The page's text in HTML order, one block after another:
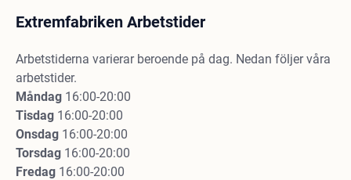
Extremfabriken Arbetstider
Arbetstiderna varierar beroende på dag. Nedan följer våra
arbetstider.
Måndag 16:00-20:00
Tisdag 16:00-20:00
Onsdag 16:00-20:00
Torsdag 16:00-20:00
Fredag 16:00-20:00